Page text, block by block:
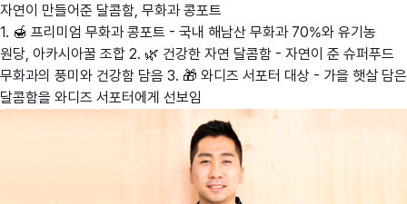
자연이 만들어준 달콤함, 무화과 콩포트
1. 🍯 프리미엄 무화과 콩포트 - 국내 해남산 무화과 70%와 유기농
원당, 아카시아꿀 조합 2. 🌿 건강한 자연 달콤함 - 자연이 준 슈퍼푸드
무화과의 풍미와 건강함 담음 3. 🎁 와디즈 서포터 대상 - 가을 햇살 담은
달콤함을 와디즈 서포터에게 선보임